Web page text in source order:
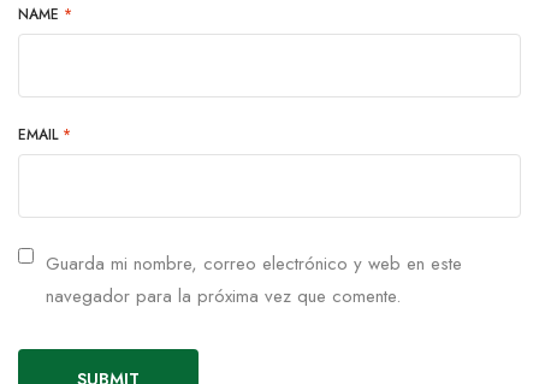
NAME *
EMAIL *
Guarda mi nombre, correo electrónico y web en este
navegador para la próxima vez que comente.